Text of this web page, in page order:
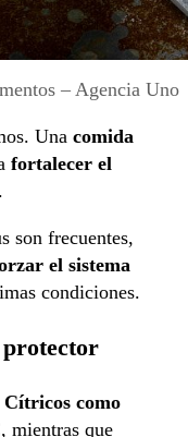
– Agencia Uno
Una comida
fortalecer el
son frecuentes,
el sistema
condiciones.
Cítricos como
mientras que